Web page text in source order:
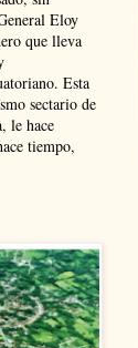
Eloy
que lleva
Esta
sectario de
le hace
tiempo,